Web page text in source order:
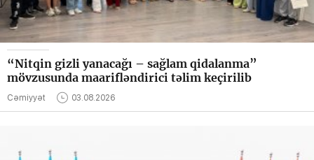
“Nitqin gizli yanacağı – sağlam qidalanma”
mövzusunda maarifləndirici təlim keçirilib
Cəmiyyət 03.08.2026